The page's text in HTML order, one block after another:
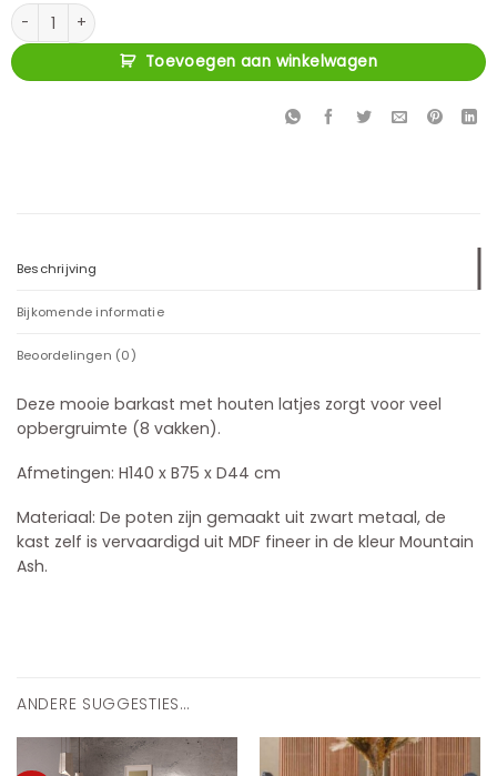
Dunes Barkast aantal
Toevoegen aan winkelwagen
Beschrijving
Bijkomende informatie
Beoordelingen (0)
Deze mooie barkast met houten latjes zorgt voor veel
opbergruimte (8 vakken).
Afmetingen: H140 x B75 x D44 cm
Materiaal: De poten zijn gemaakt uit zwart metaal, de
kast zelf is vervaardigd uit MDF fineer in de kleur Mountain
Ash.
ANDERE SUGGESTIES…